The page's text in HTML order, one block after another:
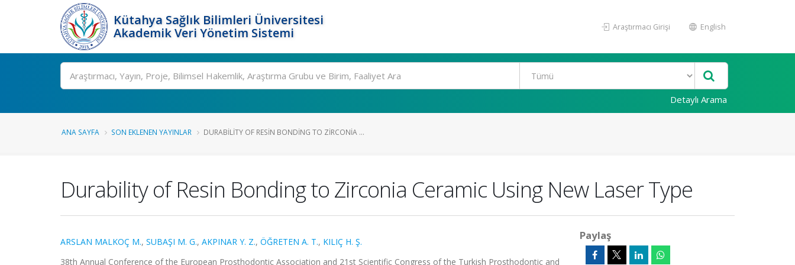
Kütahya Sağlık Bilimleri Üniversitesi
Akademik Veri Yönetim Sistemi
Araştırmacı Girişi English
Ara
Detaylı Arama
ANA SAYFA SON EKLENEN YAYINLAR DURABILITY OF RESIN BONDING TO ZIRCONIA ...
Durability of Resin Bonding to Zirconia Ceramic Using New Laser Type
ARSLAN MALKOÇ M., SUBAŞI M. G., AKPINAR Y. Z., ÖĞRETEN A. T., KILIÇ H. Ş.
38th Annual Conference of the European Prosthodontic Association and 21st Scientific Congress of the Turkish Prosthodontic and
Paylaş